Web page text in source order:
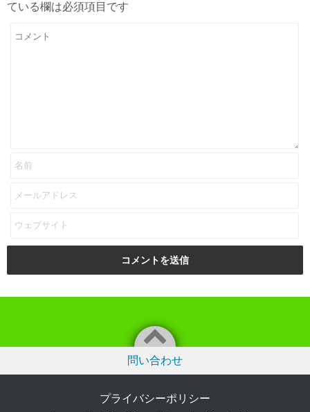
ている欄は必須項目です
問い合わせ
プライバシーポリシー